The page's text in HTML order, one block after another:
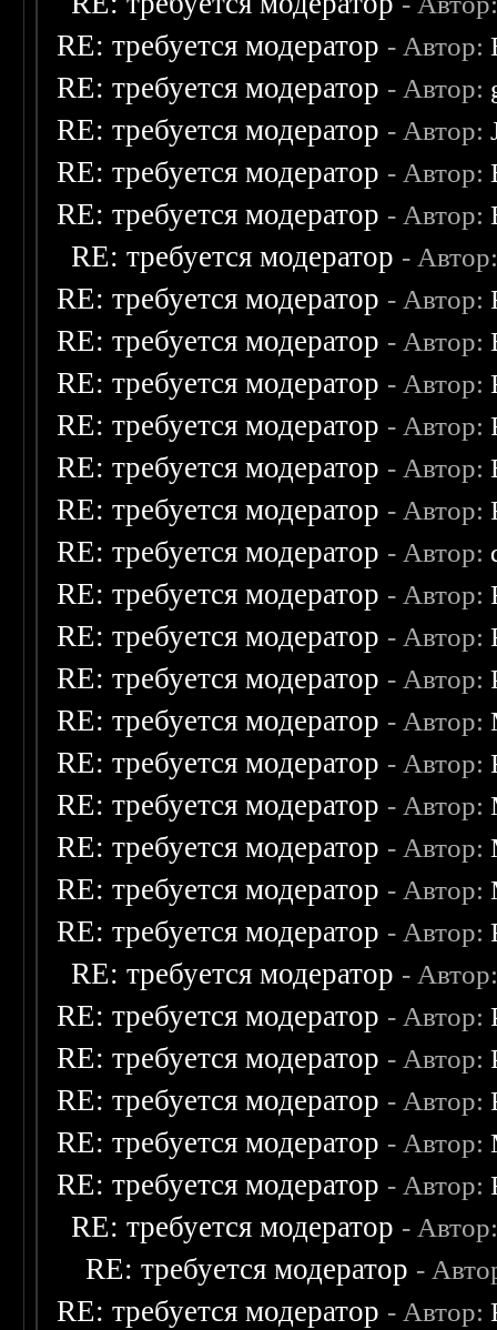
RE: требуется модератор - Автор:
RE: требуется модератор - Автор:
RE: требуется модератор - Автор:
RE: требуется модератор - Автор:
RE: требуется модератор - Автор:
RE: требуется модератор -
RE: требуется модератор - Автор:
RE: требуется модератор - Автор:
RE: требуется модератор - Автор:
RE: требуется модератор - Автор:
RE: требуется модератор - Автор:
RE: требуется модератор - Автор:
RE: требуется модератор - Автор:
RE: требуется модератор - Автор:
RE: требуется модератор - Автор:
RE: требуется модератор - Автор:
RE: требуется модератор - Автор:
RE: требуется модератор - Автор:
RE: требуется модератор - Автор:
RE: требуется модератор - Автор:
RE: требуется модератор - Автор:
RE: требуется модератор - Автор:
RE: требуется модератор -
RE: требуется модератор - Автор:
RE: требуется модератор - Автор:
RE: требуется модератор - Автор:
RE: требуется модератор - Автор:
RE: требуется модератор - Автор:
RE: требуется модератор -
RE: требуется модератор -
RE: требуется модератор - Автор: